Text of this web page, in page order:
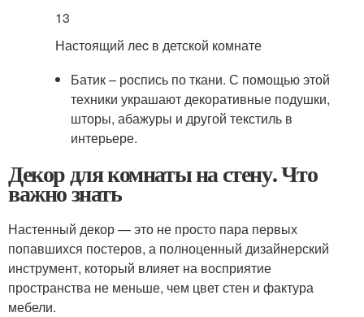
13
Настоящий леc в детской комнате
Батик – роспись по ткани. С помощью этой
техники украшают декоративные подушки,
шторы, абажуры и другой текстиль в
интерьере.
Декор для комнаты на стену. Что
важно знать
Настенный декор — это не просто пара первых
попавшихся постеров, а полноценный дизайнерский
инструмент, который влияет на восприятие
пространства не меньше, чем цвет стен и фактура
мебели.